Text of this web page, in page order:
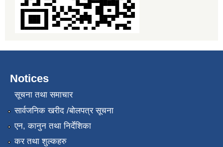
Notices
सूचना तथा समाचार
सार्वजनिक खरीद /बोलपत्र सूचना
एन, कानुन तथा निर्देशिका
कर तथा शुल्कहरु